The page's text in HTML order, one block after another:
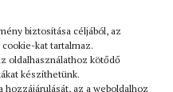
biztosítása céljából, az
kat tartalmaz.
oldalhasználathoz kötődő
készíthetünk.
hozzájárulását, az a weboldalhoz